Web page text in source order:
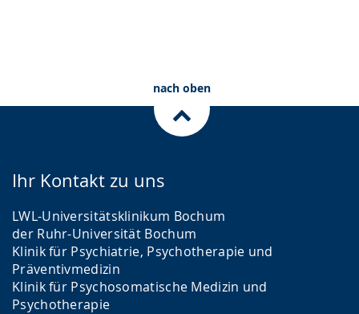
nach oben
Ihr Kontakt zu uns
LWL-Universitätsklinikum Bochum
der Ruhr-Universität Bochum
Klinik für Psychiatrie, Psychotherapie und
Präventivmedizin
Klinik für Psychosomatische Medizin und
Psychotherapie